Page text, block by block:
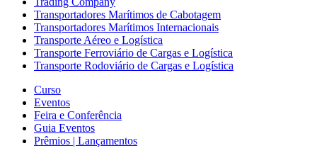
Transportadores Marítimos de Cabotagem
Transportadores Marítimos Internacionais
Transporte Aéreo e Logística
Transporte Ferroviário de Cargas e Logística
Transporte Rodoviário de Cargas e Logística
Curso
Eventos
Feira e Conferência
Guia Eventos
Prêmios | Lançamentos